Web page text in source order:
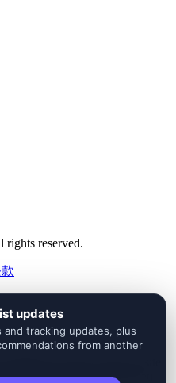
reserved.
security, and core site
advertising stay off until you